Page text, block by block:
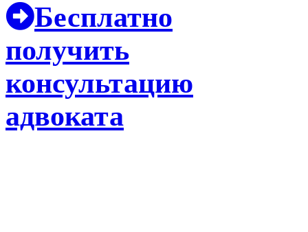
Бесплатно
получить
консультацию
адвоката